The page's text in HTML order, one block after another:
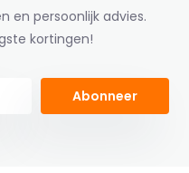
en persoonlijk advies.
kortingen!
Abonneer